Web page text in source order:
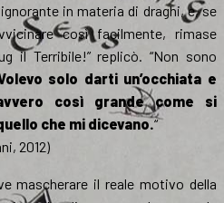
in materia di draghi, e, se
così facilmente, rimase
il Terribile!” replicò. “Non sono
solo darti un’occhiata e
così grande come si
che mi dicevano.“
2012)
mascherare il reale motivo della